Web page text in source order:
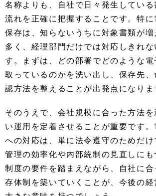
名称よりも、自社で日々発生してい
流れを正確に把握することです。特に
保存は、知らないうちに対象書類が
多く、経理部門だけでは対応しきれな
す。まずは、どの部署でどのような電
取っているのかを洗い出し、保存先、
認方法を整えることが出発点になりま
そのうえで、会社規模に合った方法
い運用を定着させることが重要です
への対応は、単に法令遵守のためだ
管理の効率化や内部統制の見直しにも
制度の要件を踏まえながら、自社に合
存体制を築いていくことが、今後の経